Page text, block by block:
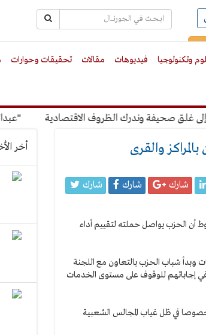
وتكنولوجيا فيديوهات مقالات تحقيقات وحوارات
صحيفة وندرك الظروف الاقتصادية
والقرى
شارك شارك شارك
الحزب يواصل حملته لتقييم أداء
الخدمات وبدأ شباب الحزب بالتعاون مع اللجنة
إجاباتهم للوقوف على مستوى الخدمات
خصوصا في ظل غياب المجالس الشعبية
أخر